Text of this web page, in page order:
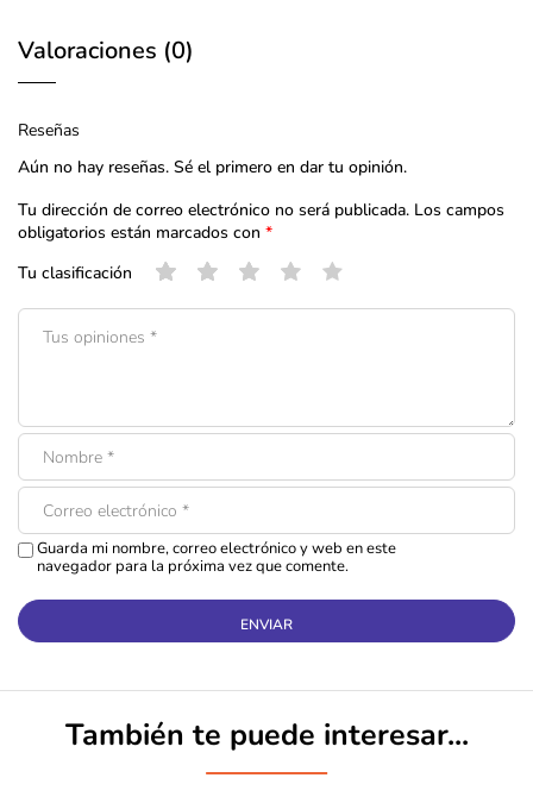
odorizante.
Elaborado a partir de permetrina, Irgasan y butóxido de
El butóxido de piperonilo inhibe la resistencia que presentan
los artrópodos a la permetrina, permitiendo así una acción
eficaz contra éstos.
El Irgasan DP300 actúa como antiséptico en el pelo y la piel
Indicación
Para controlar bacterias y hongos potencialmente perjudiciales
que se pueden originar y, además, olores desagradables. En el
perros y gatos.
Composición
Valoraciones (0)
Reseñas
Aún no hay reseñas. Sé el primero en dar tu opinión.
Tu dirección de correo electrónico no será publicada. Los campos
obligatorios están marcados con *
Tu clasificación
Guarda mi nombre, correo electrónico y web en este
navegador para la próxima vez que comente.
También te puede interesar...